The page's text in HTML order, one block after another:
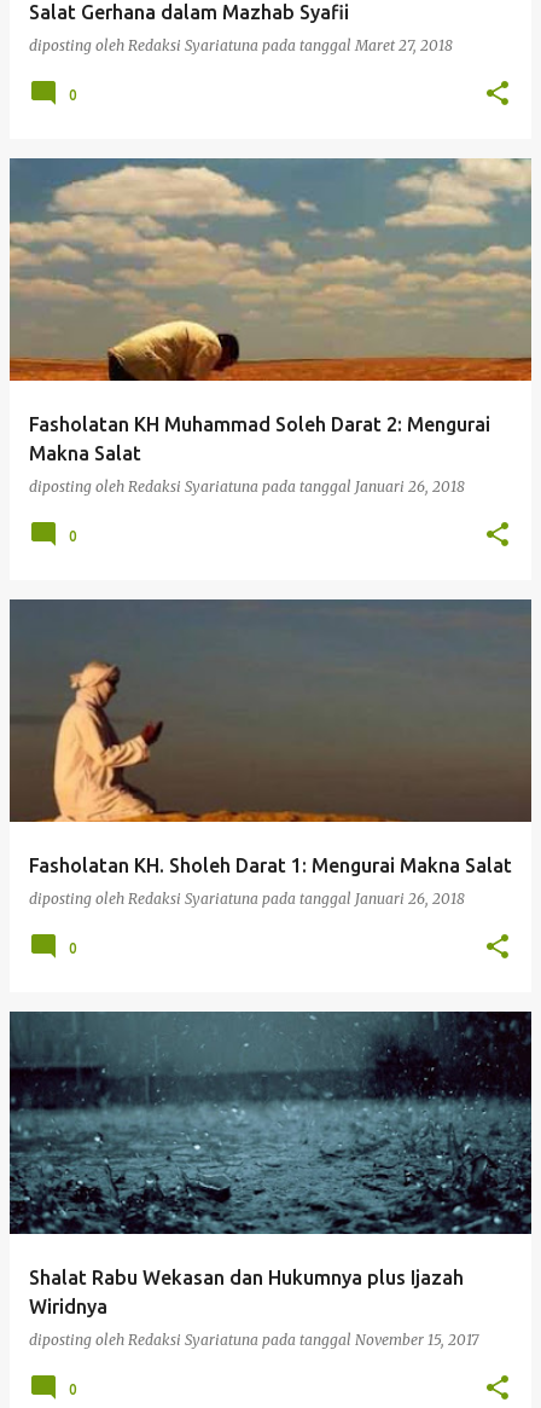
Salat Gerhana dalam Mazhab Syafii
diposting oleh Redaksi Syariatuna pada tanggalMaret 27, 2018
0
Fasholatan KH Muhammad Soleh Darat 2: Mengurai
Makna Salat
diposting oleh Redaksi Syariatuna pada tanggal Januari 26, 2018
0
Fasholatan KH. Sholeh Darat 1: Mengurai Makna Salat
diposting oleh Redaksi Syariatuna pada tanggal Januari 26, 2018
0
Shalat Rabu Wekasan dan Hukumnya plus Ijazah
Wiridnya
diposting oleh Redaksi Syariatuna pada tanggal November 15, 2017
0